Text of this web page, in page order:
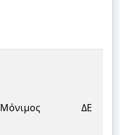
Μόνιμος ΔΕ